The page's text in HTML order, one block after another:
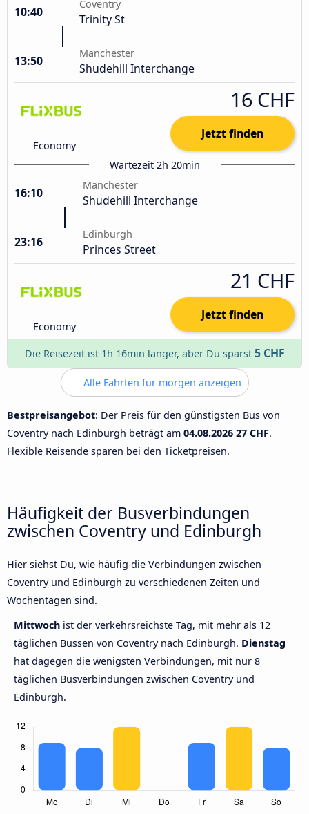
10:40
Coventry
Trinity St
13:50
Manchester
Shudehill Interchange
Economy
16 CHF
Jetzt finden
Wartezeit 2h 20min
16:10
Manchester
Shudehill Interchange
23:16
Edinburgh
Princes Street
Economy
21 CHF
Jetzt finden
Die Reisezeit ist 1h 16min länger, aber Du sparst 5 CHF
Alle Fahrten für morgen anzeigen
Bestpreisangebot: Der Preis für den günstigsten Bus von
Coventry nach Edinburgh beträgt am 04.08.2026 27 CHF.
Flexible Reisende sparen bei den Ticketpreisen.
Häufigkeit der Busverbindungen
zwischen Coventry und Edinburgh
Hier siehst Du, wie häufig die Verbindungen zwischen
Coventry und Edinburgh zu verschiedenen Zeiten und
Wochentagen sind.
Mittwoch ist der verkehrsreichste Tag, mit mehr als 12
täglichen Bussen von Coventry nach Edinburgh. Dienstag
hat dagegen die wenigsten Verbindungen, mit nur 8
täglichen Busverbindungen zwischen Coventry und
Edinburgh.